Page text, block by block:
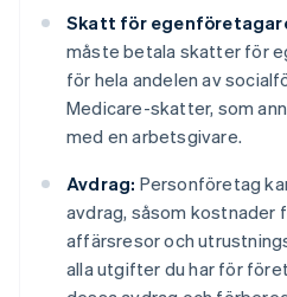
Skatt för
måste betala skatter för
för hela andelen av
Medicare-skatter, som
med en arbetsgivare.
Avdrag: Personföretag
avdrag, såsom kostnader
affärsresor och
alla utgifter du har för